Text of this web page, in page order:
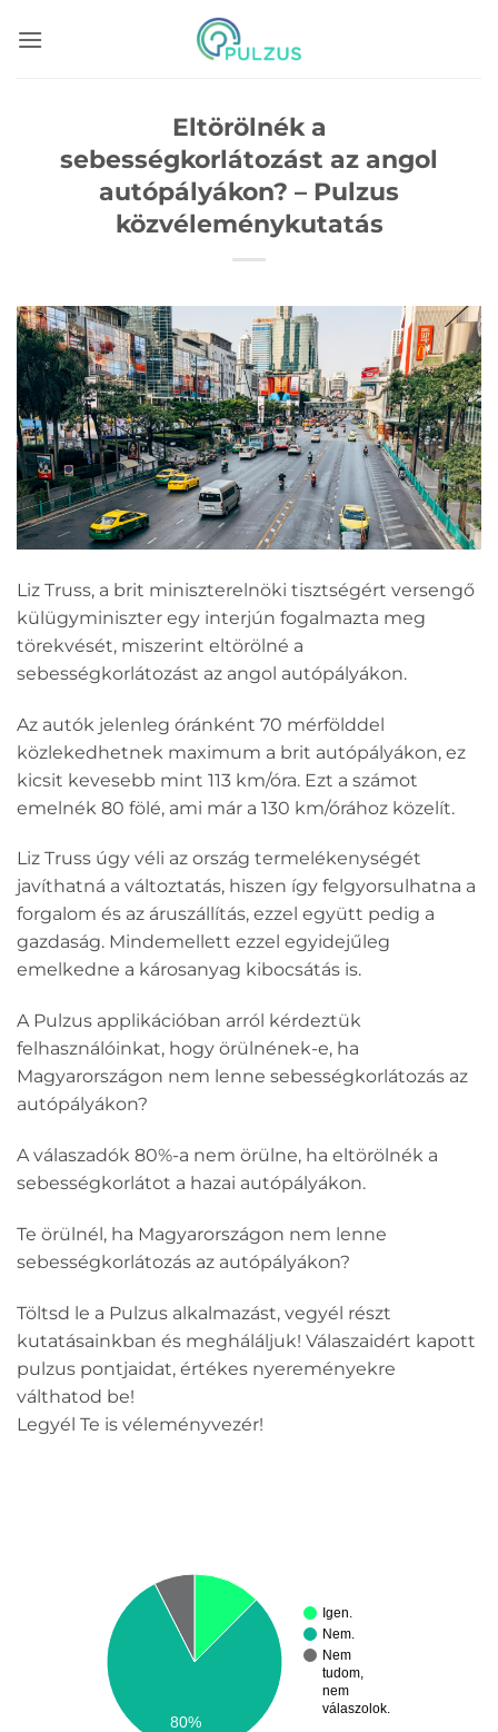
Eltörölnék a
sebességkorlátozást az angol
autópályákon? – Pulzus
közvéleménykutatás
Liz Truss, a brit miniszterelnöki tisztségért versengő
külügyminiszter egy interjún fogalmazta meg
törekvését, miszerint eltörölné a
sebességkorlátozást az angol autópályákon.
Az autók jelenleg óránként 70 mérfölddel
közlekedhetnek maximum a brit autópályákon, ez
kicsit kevesebb mint 113 km/óra. Ezt a számot
emelnék 80 fölé, ami már a 130 km/órához közelít.
Liz Truss úgy véli az ország termelékenységét
javíthatná a változtatás, hiszen így felgyorsulhatna a
forgalom és az áruszállítás, ezzel együtt pedig a
gazdaság. Mindemellett ezzel egyidejűleg
emelkedne a károsanyag kibocsátás is.
A Pulzus applikációban arról kérdeztük
felhasználóinkat, hogy örülnének-e, ha
Magyarországon nem lenne sebességkorlátozás az
autópályákon?
A válaszadók 80%-a nem örülne, ha eltörölnék a
sebességkorlátot a hazai autópályákon.
Te örülnél, ha Magyarországon nem lenne
sebességkorlátozás az autópályákon?
Töltsd le a Pulzus alkalmazást, vegyél részt
kutatásainkban és megháláljuk! Válaszaidért kapott
pulzus pontjaidat, értékes nyereményekre
válthatod be!
Legyél Te is véleményvezér!
Igen.
Nem.
Nem
tudom,
nem
válaszolok.
80%